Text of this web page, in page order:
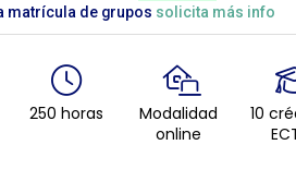
matrícula de grupos solicita más info
250 horas
Modalidad
online
10